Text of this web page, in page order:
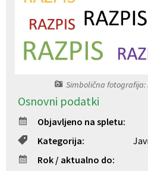
Simbolična fotografija:
Osnovni podatki
Objavljeno na spletu:
Kategorija:
Rok / aktualno do:
Register predpisov
Interni akti
Katalog informacij javnega značaja
Grb in zastava občine
Vizitka občine